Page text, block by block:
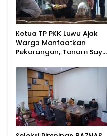
Ketua TP PKK Luwu Ajak
Warga Manfaatkan
Pekarangan, Tanam Sayur